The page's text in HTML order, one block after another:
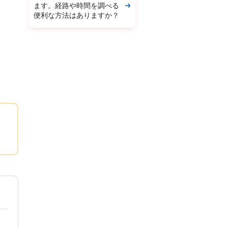
ます。経路や時間を調べる
便利な方法はありますか？